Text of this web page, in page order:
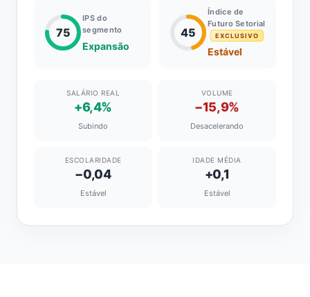
75
IPS do
segmento
Expansão
45
Índice de
Futuro Setorial
EXCLUSIVO
Estável
SALÁRIO REAL
+6,4%
Subindo
VOLUME
−15,9%
Desacelerando
ESCOLARIDADE
−0,04
Estável
IDADE MÉDIA
+0,1
Estável